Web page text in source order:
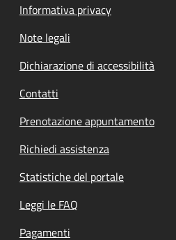
Informativa privacy
Note legali
Dichiarazione di accessibilità
Contatti
Prenotazione appuntamento
Richiedi assistenza
Statistiche del portale
Leggi le FAQ
Pagamenti